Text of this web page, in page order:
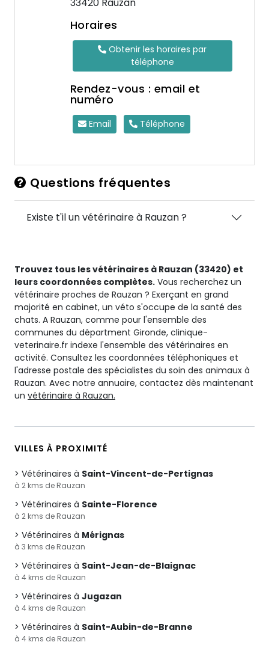
Horaires
Obtenir les horaires par
téléphone
Rendez-vous : email et
numéro
Email Téléphone
Questions fréquentes
Existe t'il un vétérinaire à Rauzan ?
Trouvez tous les vétérinaires à Rauzan (33420) et
leurs coordonnées complètes. Vous recherchez un
vétérinaire proches de Rauzan ? Exerçant en grand
majorité en cabinet, un véto s'occupe de la santé des
chats. A Rauzan, comme pour l'ensemble des
communes du départment Gironde, clinique-
veterinaire.fr indexe l'ensemble des vétérinaires en
activité. Consultez les coordonnées téléphoniques et
l'adresse postale des spécialistes du soin des animaux à
Rauzan. Avec notre annuaire, contactez dès maintenant
un vétérinaire à Rauzan.
VILLES À PROXIMITÉ
Vétérinaires à Saint-Vincent-de-Pertignas
à 2 kms de Rauzan
Vétérinaires à Sainte-Florence
à 2 kms de Rauzan
Vétérinaires à Mérignas
à 3 kms de Rauzan
Vétérinaires à Saint-Jean-de-Blaignac
à 4 kms de Rauzan
Vétérinaires à Jugazan
à 4 kms de Rauzan
Vétérinaires à Saint-Aubin-de-Branne
à 4 kms de Rauzan